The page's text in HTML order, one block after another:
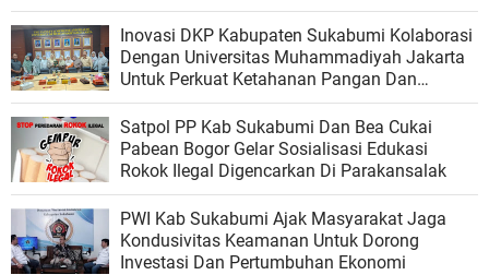
Inovasi DKP Kabupaten Sukabumi Kolaborasi
Dengan Universitas Muhammadiyah Jakarta
Untuk Perkuat Ketahanan Pangan Dan
Kesehatan Masyarakat
Satpol PP Kab Sukabumi Dan Bea Cukai
Pabean Bogor Gelar Sosialisasi Edukasi
Rokok Ilegal Digencarkan Di Parakansalak
PWI Kab Sukabumi Ajak Masyarakat Jaga
Kondusivitas Keamanan Untuk Dorong
Investasi Dan Pertumbuhan Ekonomi